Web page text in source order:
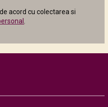
acord cu colectarea si
.